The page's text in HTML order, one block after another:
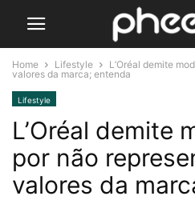
Home Lifestyle
L’Oréal demite
valores da marca; entenda
Lifestyle
L’Oréal demite
por não
valores da